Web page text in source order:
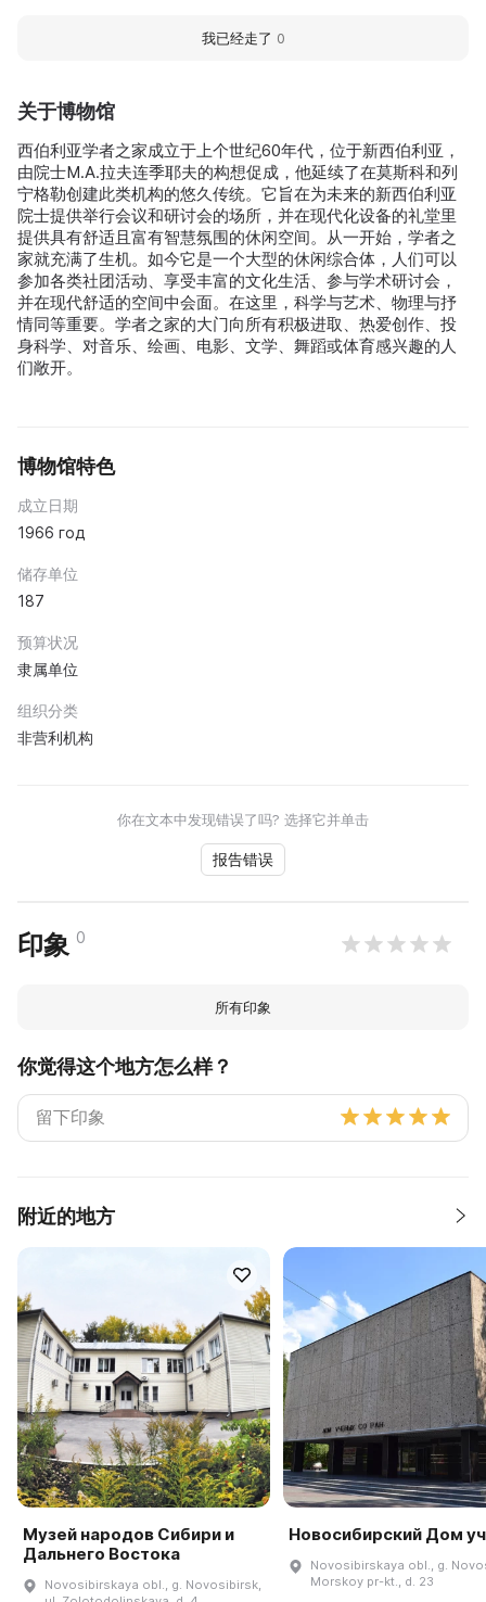
关于博物馆
西伯利亚学者之家成立于上个世纪60年代，位于新西伯利亚，
由院士M.А.拉夫连季耶夫的构想促成，他延续了在莫斯科和列
宁格勒创建此类机构的悠久传统。它旨在为未来的新西伯利亚
院士提供举行会议和研讨会的场所，并在现代化设备的礼堂里
提供具有舒适且富有智慧氛围的休闲空间。从一开始，学者之
家就充满了生机。如今它是一个大型的休闲综合体，人们可以
参加各类社团活动、享受丰富的文化生活、参与学术研讨会，
并在现代舒适的空间中会面。在这里，科学与艺术、物理与抒
情同等重要。学者之家的大门向所有积极进取、热爱创作、投
身科学、对音乐、绘画、电影、文学、舞蹈或体育感兴趣的人
们敞开。
博物馆特色
成立日期
1966 год
储存单位
187
预算状况
隶属单位
组织分类
非营利机构
你在文本中发现错误了吗? 选择它并单击
报告错误
印象 0
所有印象
你觉得这个地方怎么样？
附近的地方
Музей народов Сибири и
Дальнего Востока
Novosibirskaya obl., g. Novosibirsk,
Новосибирский Дом
Novosibirskaya obl., g.
Morskoy pr-kt., d. 23
我已经走了 0